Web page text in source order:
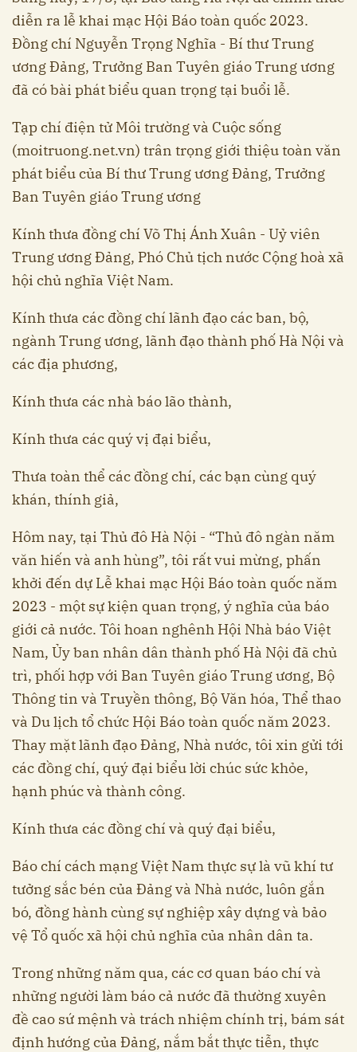
diễn ra lễ khai mạc Hội Báo toàn quốc 2023.
Đồng chí Nguyễn Trọng Nghĩa - Bí thư Trung
ương Đảng, Trưởng Ban Tuyên giáo Trung ương
đã có bài phát biểu quan trọng tại buổi lễ.
Tạp chí điện tử Môi trường và Cuộc sống
(moitruong.net.vn) trân trọng giới thiệu toàn văn
phát biểu của Bí thư Trung ương Đảng, Trưởng
Ban Tuyên giáo Trung ương
Kính thưa đồng chí Võ Thị Ánh Xuân - Uỷ viên
Trung ương Đảng, Phó Chủ tịch nước Cộng hoà xã
hội chủ nghĩa Việt Nam.
Kính thưa các đồng chí lãnh đạo các ban, bộ,
ngành Trung ương, lãnh đạo thành phố Hà Nội và
các địa phương,
Kính thưa các nhà báo lão thành,
Kính thưa các quý vị đại biểu,
Thưa toàn thể các đồng chí, các bạn cùng quý
khán, thính giả,
Hôm nay, tại Thủ đô Hà Nội - “Thủ đô ngàn năm
văn hiến và anh hùng”, tôi rất vui mừng, phấn
khởi đến dự Lễ khai mạc Hội Báo toàn quốc năm
2023 - một sự kiện quan trọng, ý nghĩa của báo
giới cả nước. Tôi hoan nghênh Hội Nhà báo Việt
Nam, Ủy ban nhân dân thành phố Hà Nội đã chủ
trì, phối hợp với Ban Tuyên giáo Trung ương, Bộ
Thông tin và Truyền thông, Bộ Văn hóa, Thể thao
và Du lịch tổ chức Hội Báo toàn quốc năm 2023.
Thay mặt lãnh đạo Đảng, Nhà nước, tôi xin gửi tới
các đồng chí, quý đại biểu lời chúc sức khỏe,
hạnh phúc và thành công.
Kính thưa các đồng chí và quý đại biểu,
Báo chí cách mạng Việt Nam thực sự là vũ khí tư
tưởng sắc bén của Đảng và Nhà nước, luôn gắn
bó, đồng hành cùng sự nghiệp xây dựng và bảo
vệ Tổ quốc xã hội chủ nghĩa của nhân dân ta.
Trong những năm qua, các cơ quan báo chí và
những người làm báo cả nước đã thường xuyên
đề cao sứ mệnh và trách nhiệm chính trị, bám sát
định hướng của Đảng, nắm bắt thực tiễn, thực